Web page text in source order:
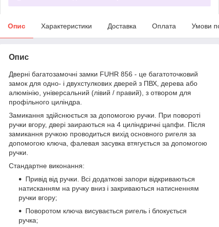
Опис Характеристики Доставка Оплата Умови
Опис
Дверні багатозамочні замки FUHR 856 - це багатоточковий
замок для одно- і двухстулкових дверей з ПВХ, дерева або
алюмінію, універсальний (лівий / правий), з отвором для
профільного циліндра.
Замикання здійснюється за допомогою ручки. При повороті
ручки вгору, двері заираються на 4 циліндричні цапфи. Після
замикання ручкою проводиться вихід основного ригеля за
допомогою ключа, фалевая засувка втягується за допомогою
ручки.
Стандартне виконання:
Привід від ручки. Всі додаткові запори відкриваються
натисканням на ручку вниз і закриваються натисненням
ручки вгору;
Поворотом ключа висувається ригель і блокується
ручка;